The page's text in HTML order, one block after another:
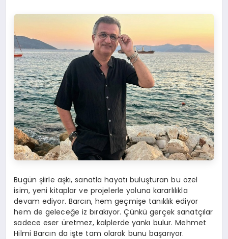
Bugün şiirle aşkı, sanatla hayatı buluşturan bu özel
isim, yeni kitaplar ve projelerle yoluna kararlılıkla
devam ediyor. Barcın, hem geçmişe tanıklık ediyor
hem de geleceğe iz bırakıyor. Çünkü gerçek sanatçılar
sadece eser üretmez, kalplerde yankı bulur. Mehmet
Hilmi Barcın da işte tam olarak bunu başarıyor.